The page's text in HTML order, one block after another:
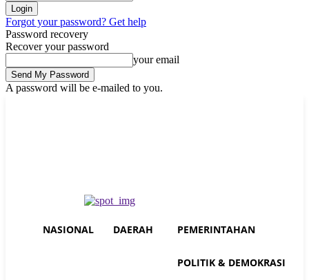
Forgot your password? Get help
Password recovery
Recover your password
your email
A password will be e-mailed to you.
NASIONAL DAERAH PEMERINTAHAN
POLITIK & DEMOKRASI